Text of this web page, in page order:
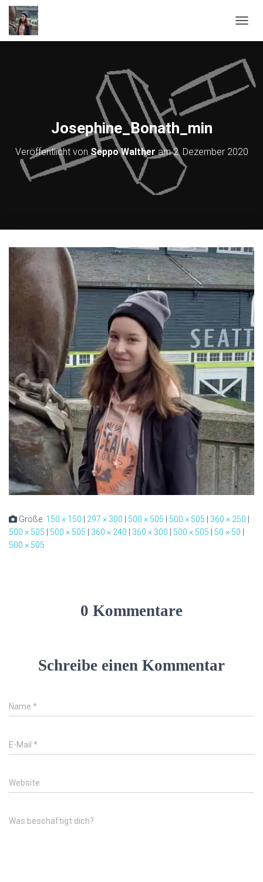
Josephine_Bonath_min
Veröffentlicht von Seppo Walther am2. Dezember 2020
Größe: 150 × 150 297 × 300 500 × 505 500 × 505 360 × 250
500 × 505
500 × 505 360 × 240 360 × 300 500 × 505 50 × 50
500 × 505
0 Kommentare
Schreibe einen Kommentar
Name *
E-Mail *
Website
Was beschäftigt dich?